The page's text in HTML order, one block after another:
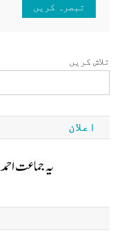
تلاش کریں
اعلان